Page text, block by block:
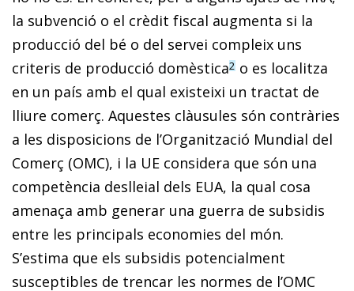
la subvenció o el crèdit fiscal augmenta si la
producció del bé o del servei compleix uns
criteris de producció domèstica2 o es localitza
en un país amb el qual existeixi un tractat de
lliure comerç. Aquestes clàusules són contràries
a les disposicions de l’Organització Mundial del
Comerç (OMC), i la UE considera que són una
competència deslleial dels EUA, la qual cosa
amenaça amb generar una guerra de subsidis
entre les principals economies del món.
S’estima que els subsidis potencialment
susceptibles de trencar les normes de l’OMC